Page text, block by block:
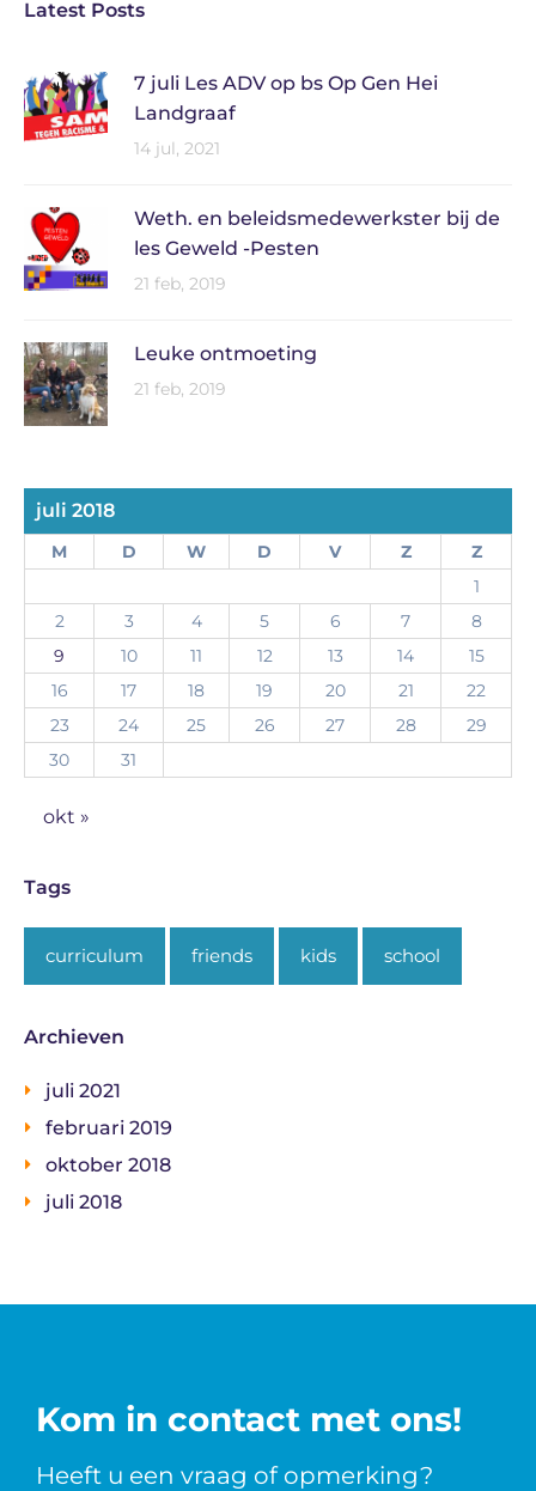
Latest Posts
7 juli Les ADV op bs Op Gen Hei
Landgraaf
14 jul, 2021
Weth. en beleidsmedewerkster bij de
les Geweld -Pesten
21 feb, 2019
Leuke ontmoeting
21 feb, 2019
juli 2018
M D W D V Z
Z
1
2
3 4 5 6 7
8
9
10 11 12 13 14
15
16
17 18 19 20 21
22
23
24 25 26 27 28
29
30
31
okt »
Tags
curriculum friends kids school
Archieven
juli 2021
februari 2019
oktober 2018
juli 2018
Kom in contact met ons!
Heeft u een vraag of opmerking?